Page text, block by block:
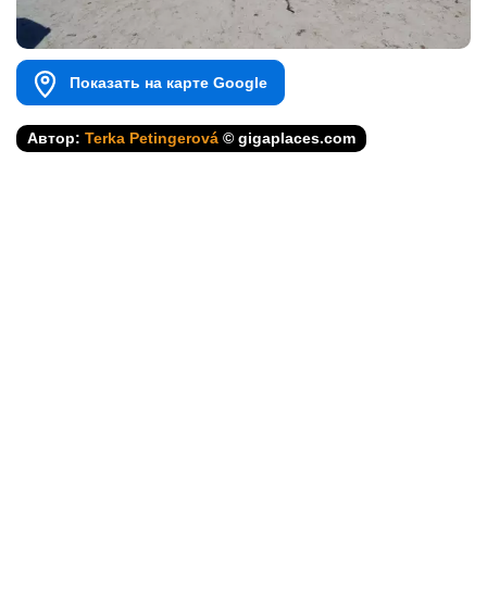
Показать на карте Google
Автор: Terka Petingerová © gigaplaces.com